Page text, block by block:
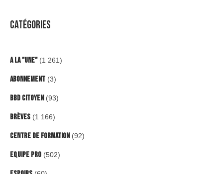
CATÉGORIES
A la "Une"(1 261)
Abonnement (3)
BBD Citoyen (93)
Brèves (1 166)
Centre de formation (92)
Equipe Pro (502)